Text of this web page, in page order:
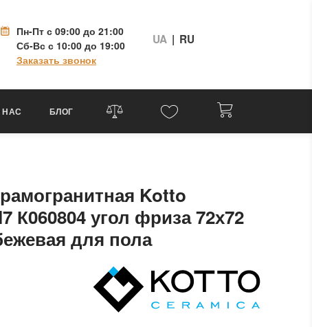
Пн-Пт с 09:00 до 21:00
Сб-Вс с 10:00 до 19:00
Заказать звонок
UA | RU
НАС БЛОГ
Kotto
К060804 угол фриза 72х72
для пола